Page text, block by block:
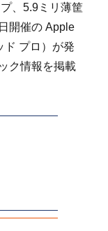
、5.9ミリ薄筐
開催の Apple
ド プロ）が発
ク情報を掲載